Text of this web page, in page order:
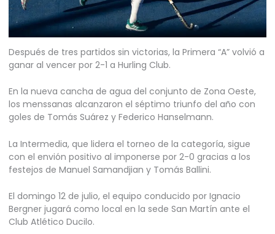
Después de tres partidos sin victorias, la Primera “A” volvió a
ganar al vencer por 2-1 a Hurling Club.
En la nueva cancha de agua del conjunto de Zona Oeste,
los menssanas alcanzaron el séptimo triunfo del año con
goles de Tomás Suárez y Federico Hanselmann.
La Intermedia, que lidera el torneo de la categoría, sigue
con el envión positivo al imponerse por 2-0 gracias a los
festejos de Manuel Samandjian y Tomás Ballini.
El domingo 12 de julio, el equipo conducido por Ignacio
Bergner jugará como local en la sede San Martín ante el
Club Atlético Ducilo.